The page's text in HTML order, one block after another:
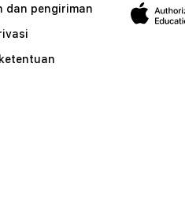
dan pengiriman